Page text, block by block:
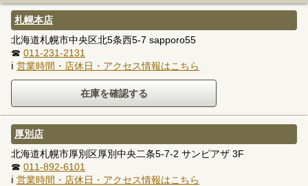
札幌本店
北海道札幌市中央区北5条西5-7 sapporo55
☎ 011-231-2131
ℹ 営業時間・店休日・アクセス情報はこちら
厚別店
北海道札幌市厚別区厚別中央二条5-7-2 サンピアザ 3F
☎ 011-892-6101
ℹ 営業時間・店休日・アクセス情報はこちら